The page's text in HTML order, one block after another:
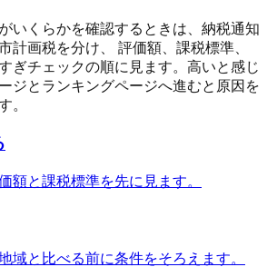
いくらかを確認するときは、納税通知
計画税を分け、 評価額、課税標準、
ぎチェックの順に見ます。高いと感じ
ジとランキングページへ進むと原因を
。
額と課税標準を先に見ます。
域と比べる前に条件をそろえます。